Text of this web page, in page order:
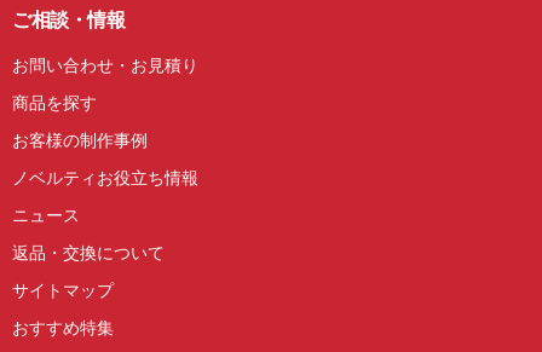
ご相談・情報
お問い合わせ・お見積り
商品を探す
お客様の制作事例
ノベルティお役立ち情報
ニュース
返品・交換について
サイトマップ
おすすめ特集